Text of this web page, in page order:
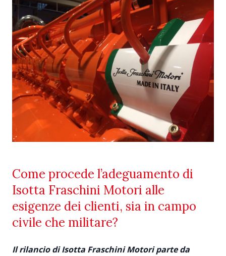
Come procede l’adeguamento di
Isotta Fraschini Motori alle
esigenze dei clienti, sia in campo
civile che militare?
Il rilancio di Isotta Fraschini Motori parte da